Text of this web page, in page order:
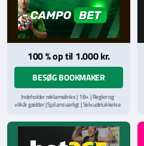
100 % op til 1.000 kr.
BESØG BOOKMAKER
Indeholder reklamelinks | 18+ | Regler og
vilkår gælder | Spil ansvarligt | Selvudelukkelse
hjælpelinje påStopSpillet.dk
Læs vilkår og betingelserher